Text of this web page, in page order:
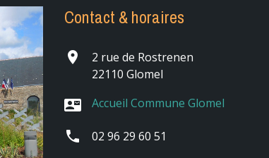
Contact & horaires
place
2 rue de Rostrenen
22110 Glomel
contact_mail Accueil Commune Glomel
phone 02 96 29 60 51